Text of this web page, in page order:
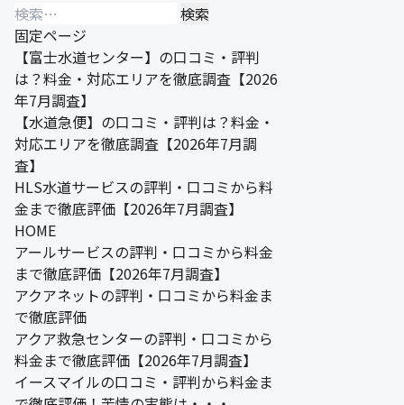
検
索:
固定ページ
【富士水道センター】の口コミ・評判
は？料金・対応エリアを徹底調査【2026
年7月調査】
【水道急便】の口コミ・評判は？料金・
対応エリアを徹底調査【2026年7月調
査】
HLS水道サービスの評判・口コミから料
金まで徹底評価【2026年7月調査】
HOME
アールサービスの評判・口コミから料金
まで徹底評価【2026年7月調査】
アクアネットの評判・口コミから料金ま
で徹底評価
アクア救急センターの評判・口コミから
料金まで徹底評価【2026年7月調査】
イースマイルの口コミ・評判から料金ま